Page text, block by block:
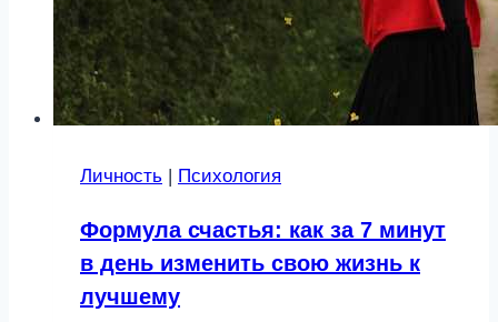
Личность Психология
Формула счастья: как за 7 минут
в день изменить свою жизнь к
лучшему